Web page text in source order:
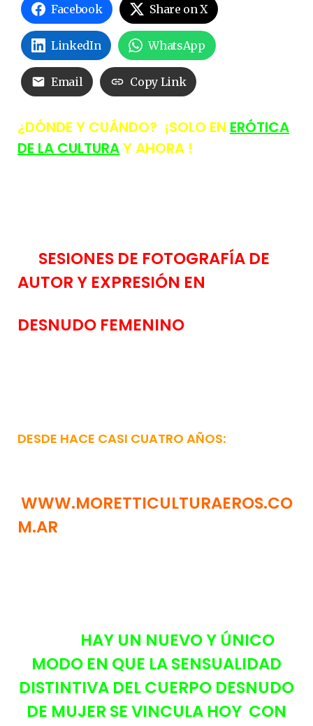
Facebook Share on X
LinkedIn WhatsApp
Email Copy Link
¿DÓNDE Y CUÁNDO? ¡SOLO EN ERÓTICA
DE LA CULTURAY AHORA !
SESIONES DE FOTOGRAFÍA DE
AUTOR Y EXPRESIÓN EN
DESNUDO FEMENINO
DESDE HACE CASI CUATRO AÑOS:
WWW.MORETTICULTURAEROS.CO
M.AR
HAY UN NUEVO Y ÚNICO
MODO EN QUE LA SENSUALIDAD
DISTINTIVA DEL CUERPO DESNUDO
DE MUJER SE VINCULA HOY CON